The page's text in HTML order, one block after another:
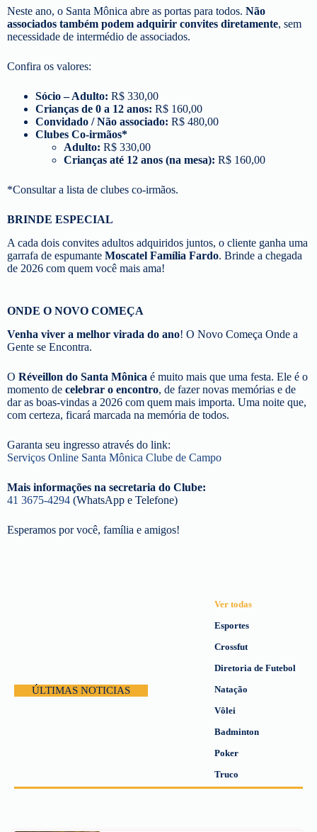
Neste ano, o Santa Mônica abre as portas para todos. Não
associados também podem adquirir convites diretamente, sem
necessidade de intermédio de associados.
Confira os valores:
Sócio – Adulto: R$ 330,00
Crianças de 0 a 12 anos: R$ 160,00
Convidado / Não associado: R$ 480,00
Clubes Co-irmãos*
Adulto: R$ 330,00
Crianças até 12 anos (na mesa): R$ 160,00
*Consultar a lista de clubes co-irmãos.
BRINDE ESPECIAL
A cada dois convites adultos adquiridos juntos, o cliente ganha uma
garrafa de espumante Moscatel Família Fardo. Brinde a chegada
de 2026 com quem você mais ama!
ONDE O NOVO COMEÇA
Venha viver a melhor virada do ano! O Novo Começa Onde a
Gente se Encontra.
O Réveillon do Santa Mônica é muito mais que uma festa. Ele é o
momento de celebrar o encontro, de fazer novas memórias e de
dar as boas-vindas a 2026 com quem mais importa. Uma noite que,
com certeza, ficará marcada na memória de todos.
Garanta seu ingresso através do link:
Serviços Online Santa Mônica Clube de Campo
Mais informações na secretaria do Clube:
41 3675-4294 (WhatsApp e Telefone)
Esperamos por você, família e amigos!
ÚLTIMAS NOTICIAS
Ver todas
Esportes
Crossfut
Diretoria de Futebol
Natação
Vôlei
Badminton
Poker
Truco